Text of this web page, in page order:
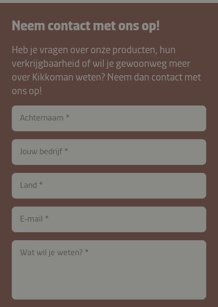
Neem contact met ons op!
Heb je vragen over onze producten, hun
verkrijgbaarheid of wil je gewoonweg meer
over Kikkoman weten? Neem dan contact met
ons op!
Achternaam
Jouw bedrijf
Land
E‑mail
Wat wil je weten?